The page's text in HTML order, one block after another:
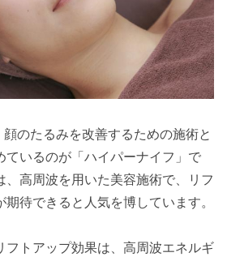
のたるみを改善するための施術と
ているのが「ハイパーナイフ」で
、高周波を用いた美容施術で、リフ
期待できると人気を博しています。
フトアップ効果は、高周波エネルギ